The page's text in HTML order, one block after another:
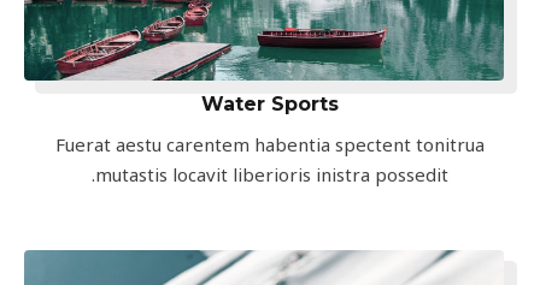
Water Sports
Fuerat aestu carentem habentia spectent tonitrua
mutastis locavit liberioris inistra possedit.